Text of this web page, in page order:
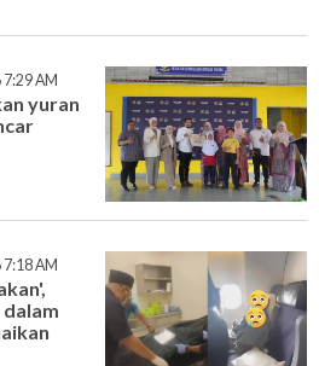
AM
yuran
AM